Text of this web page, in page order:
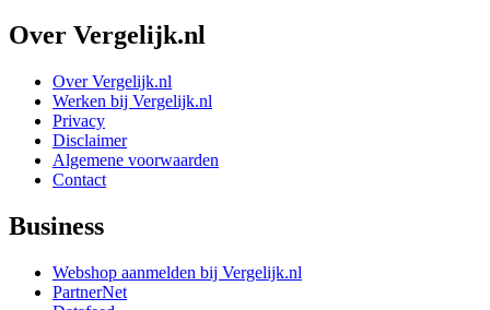
Over Vergelijk.nl
Over Vergelijk.nl
Werken bij Vergelijk.nl
Privacy
Disclaimer
Algemene voorwaarden
Contact
Business
Webshop aanmelden bij Vergelijk.nl
PartnerNet